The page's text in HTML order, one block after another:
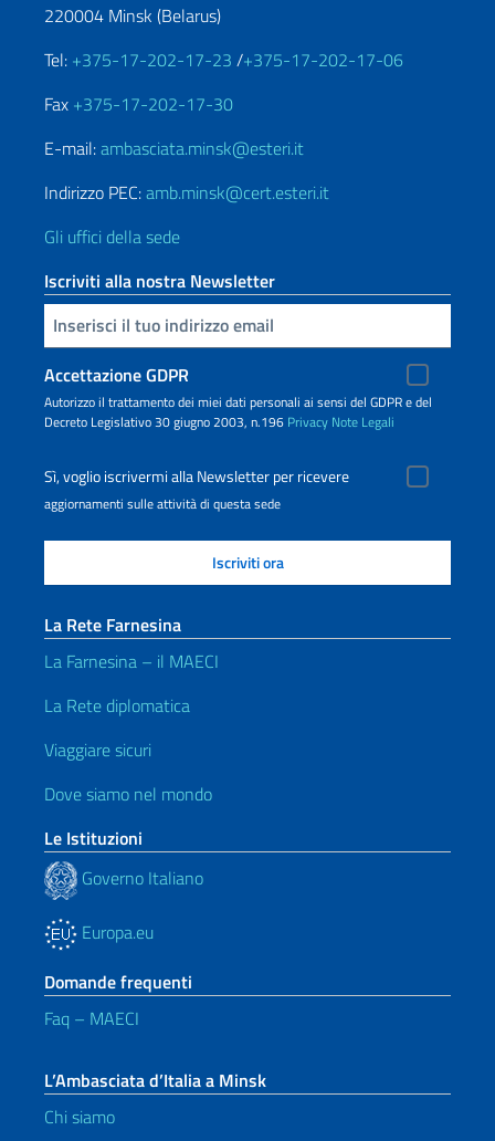
220004 Minsk (Belarus)
Tel: +375-17-202-17-23 /+375-17-202-17-06
Fax +375-17-202-17-30
E-mail:ambasciata.minsk@esteri.it
Indirizzo PEC:amb.minsk@cert.esteri.it
Gli uffici della sede
Iscriviti alla nostra Newsletter
Inserisci la tua email
Accettazione GDPR
Autorizzo il trattamento dei miei dati personali ai sensi del GDPR e del
Decreto Legislativo 30 giugno 2003, n.196 Privacy Note Legali
Sì, voglio iscrivermi alla Newsletter per ricevere
aggiornamenti sulle attività di questa sede
La Rete Farnesina
La Farnesina – il MAECI
La Rete diplomatica
Viaggiare sicuri
Dove siamo nel mondo
Le Istituzioni
Governo Italiano
Europa.eu
Domande frequenti
Faq – MAECI
L’Ambasciata d’Italia a Minsk
Chi siamo